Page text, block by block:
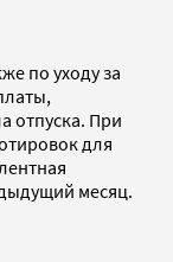
по уходу за
отпуска. При
для
месяц.